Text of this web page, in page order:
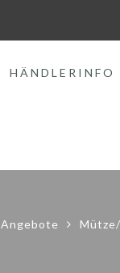
HÄNDLERINFO
Angebote